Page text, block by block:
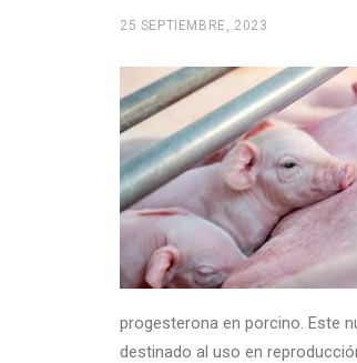
25 SEPTIEMBRE, 2023
progesterona en porcino. Este
destinado al uso en